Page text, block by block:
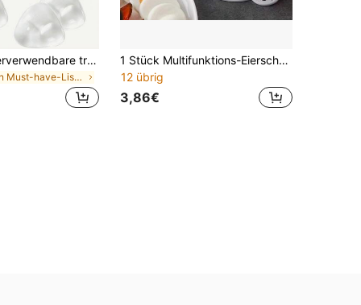
2 Stück wiederverwendbare transparente dreieckige BH-Polster, können den Busen anheben und formen, geeignet für Bikini, Badebekleidung und Sport-BH, wasserdicht
in Must-have-Liste für die Krankenpflege Körperpfl
1 Stück Multifunktions-Eierschneider, Edelstahl-Eierschneider für die Schulanfang-Saison, Salz-Eierschneider, Küchen-Eierschneidewerkzeug, 2-in-1 Eiertrenner
12 übrig
3,86€